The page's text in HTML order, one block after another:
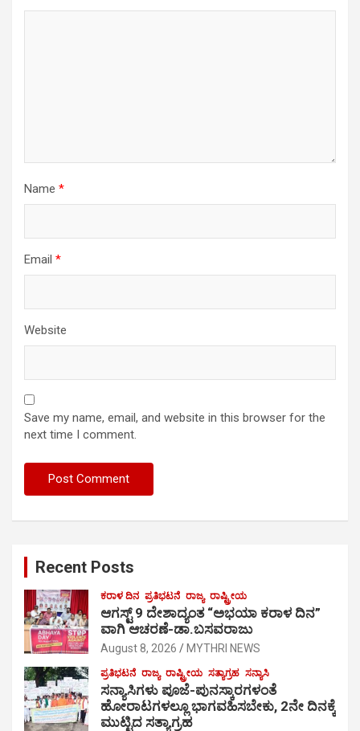
Name *
Email *
Website
Save my name, email, and website in this browser for the
next time I comment.
Recent Posts
ಕರಾಳ ದಿನ ಪ್ರತಿಭಟನೆ ರಾಜ್ಯ ರಾಷ್ಟ್ರೀಯ
ಆಗಸ್ಟ್ 9 ದೇಶಾದ್ಯಂತ “ಅಭಯಾ ಕರಾಳ ದಿನ”
ವಾಗಿ ಆಚರಣೆ-ಡಾ.ಬಸವರಾಜು
August 8, 2026 MYTHRI NEWS
ಪ್ರತಿಭಟನೆ ರಾಜ್ಯ ರಾಷ್ಟ್ರೀಯ ಸತ್ಯಾಗ್ರಹ ಸನ್ಯಾಸಿ
ಸನ್ಯಾಸಿಗಳು ಪೂಜೆ-ಪುನಸ್ಕಾರಗಳಂತೆ
ಹೋರಾಟಗಳಲ್ಲೂ ಭಾಗವಹಿಸಬೇಕು, 2ನೇ ದಿನಕ್ಕೆ
ಮುಟ್ಟಿದ ಸತ್ಯಾಗ್ರಹ